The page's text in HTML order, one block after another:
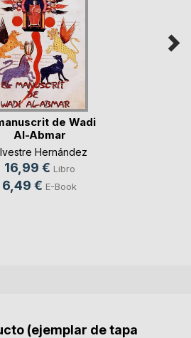
de Wadi
Al-Abmar
Hernández
16,99 € Libro
6,49 € E-Book
(ejemplar de tapa